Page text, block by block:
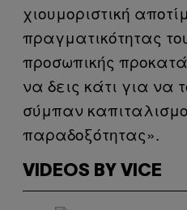
χιουμοριστική
πραγματικότητας
προσωπικής
να δεις κάτι για να
σύμπαν
παραδοξότητας».
VIDEOS BY VICE